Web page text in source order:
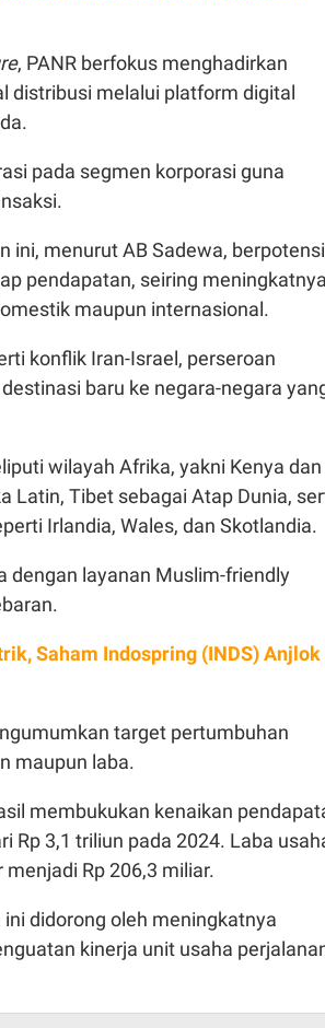
, PANR berfokus menghadirkan
distribusi melalui platform digital
pada segmen korporasi guna
ini, menurut AB Sadewa, berpotensi
pendapatan, seiring meningkatnya
maupun internasional.
konflik Iran-Israel, perseroan
baru ke negara-negara
wilayah Afrika, yakni Kenya dan
Latin, Tibet sebagai Atap Dunia,
Irlandia, Wales, dan Skotlandia.
dengan layanan Muslim-friendly
Saham Indospring (INDS) Anjlok
target pertumbuhan
maupun laba.
membukukan kenaikan
Rp 3,1 triliun pada 2024. Laba
Rp 206,3 miliar.
didorong oleh meningkatnya
kinerja unit usaha